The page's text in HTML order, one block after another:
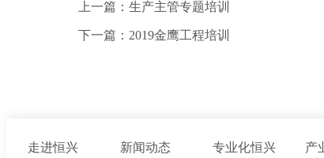
上一篇：生产主管专题培训
下一篇：2019金鹰工程培训
走进恒兴 新闻动态 专业化恒兴 产